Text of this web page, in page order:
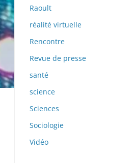
Raoult
réalité virtuelle
Rencontre
Revue de presse
santé
science
Sciences
Sociologie
Vidéo